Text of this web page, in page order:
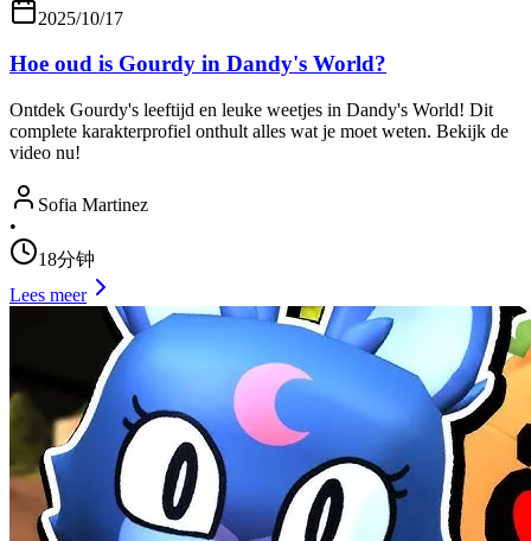
2025/10/17
Hoe oud is Gourdy in Dandy's World?
Ontdek Gourdy's leeftijd en leuke weetjes in Dandy's World! Dit
complete karakterprofiel onthult alles wat je moet weten. Bekijk de
video nu!
Sofia Martinez
•
18分钟
Lees meer